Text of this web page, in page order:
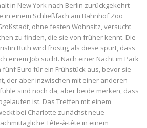
in New York nach Berlin zurückgekehrt
in einem Schließfach am Bahnhof Zoo
ohne festen Wohnsitz, versucht
zu finden, die sie von früher kennt. Die
Ruth wird frostig, als diese spürt, dass
einem Job sucht. Nach einer Nacht im Park
fünf Euro für ein Frühstück aus, bevor sie
der aber inzwischen mit einer anderen
sind noch da, aber beide merken, dass
ist. Das Treffen mit einem
bei Charlotte zunächst neue
Tête-à-tête in einem